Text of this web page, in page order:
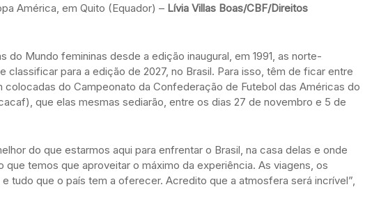
América, em Quito (Equador) – Lívia Villas Boas/CBF/Direitos
do Mundo femininas desde a edição inaugural, em 1991, as norte-
classificar para a edição de 2027, no Brasil. Para isso, têm de ficar entre
colocadas do Campeonato da Confederação de Futebol das Américas do
que elas mesmas sediarão, entre os dias 27 de novembro e 5 de
do que estarmos aqui para enfrentar o Brasil, na casa delas e onde
que temos que aproveitar o máximo da experiência. As viagens, os
tudo que o país tem a oferecer. Acredito que a atmosfera será incrível”,